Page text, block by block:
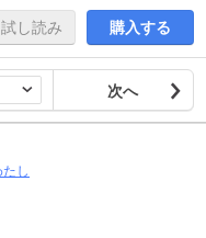
し読み 購入する
次へ
し